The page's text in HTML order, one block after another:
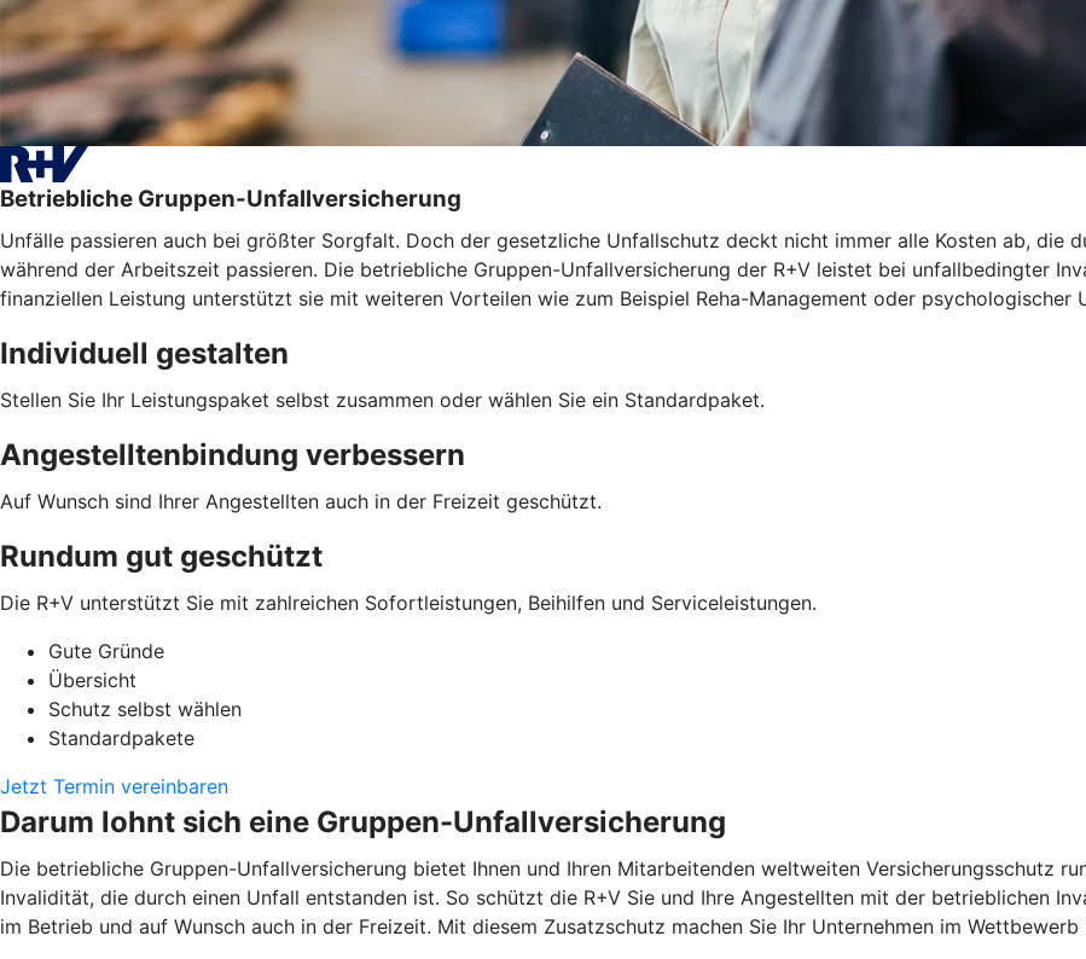
Betriebliche Gruppen-Unfallversicherung
Unfälle passieren auch bei größter Sorgfalt. Doch der gesetzliche Unfallschutz deckt nicht immer alle Kosten ab, die
während der Arbeitszeit passieren. Die betriebliche Gruppen-Unfallversicherung der R+V leistet bei unfallbedingter
finanziellen Leistung unterstützt sie mit weiteren Vorteilen wie zum Beispiel Reha-Management oder psychologischer
Individuell gestalten
Stellen Sie Ihr Leistungspaket selbst zusammen oder wählen Sie ein Standardpaket.
Angestelltenbindung verbessern
Auf Wunsch sind Ihrer Angestellten auch in der Freizeit geschützt.
Rundum gut geschützt
Die R+V unterstützt Sie mit zahlreichen Sofortleistungen, Beihilfen und Serviceleistungen.
Gute Gründe
Übersicht
Schutz selbst wählen
Standardpakete
Jetzt Termin vereinbaren
Darum lohnt sich eine Gruppen-Unfallversicherung
Die betriebliche Gruppen-Unfallversicherung bietet Ihnen und Ihren Mitarbeitenden weltweiten Versicherungsschutz
Invalidität, die durch einen Unfall entstanden ist. So schützt die R+V Sie und Ihre Angestellten mit der betrieblichen
im Betrieb und auf Wunsch auch in der Freizeit. Mit diesem Zusatzschutz machen Sie Ihr Unternehmen im